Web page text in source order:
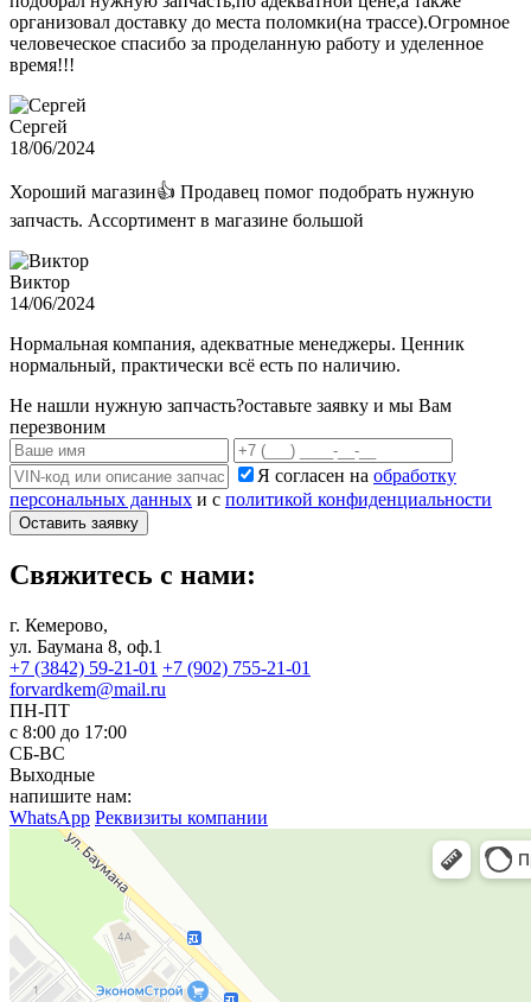
организовал доставку до места поломки(на трассе).Огромное
человеческое спасибо за проделанную работу и уделенное
время!!!
Сергей
18/06/2024
Хороший магазин👍 Продавец помог подобрать нужную
запчасть. Ассортимент в магазине большой
Виктор
14/06/2024
Нормальная компания, адекватные менеджеры. Ценник
нормальный, практически всё есть по наличию.
Не нашли нужную запчасть?оставьте заявку и мы Вам
перезвоним
Я согласен на обработку
персональных данных и с политикой конфиденциальности
Оставить заявку
Свяжитесь с нами:
г. Кемерово,
ул. Баумана 8, оф.1
+7 (3842) 59-21-01 +7 (902) 755-21-01
forvardkem@mail.ru
ПН-ПТ
с 8:00 до 17:00
СБ-ВС
Выходные
напишите нам:
WhatsApp Реквизиты компании